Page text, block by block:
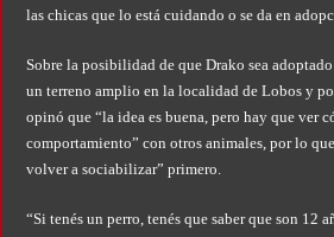
las chicas que lo está cuidando o se da en
Sobre la posibilidad de que Drako sea
un terreno amplio en la localidad de Lobos y
opinó que “la idea es buena, pero hay que ver
comportamiento” con otros animales, por lo
volver a sociabilizar” primero.
“Si tenés un perro, tenés que saber que son 12